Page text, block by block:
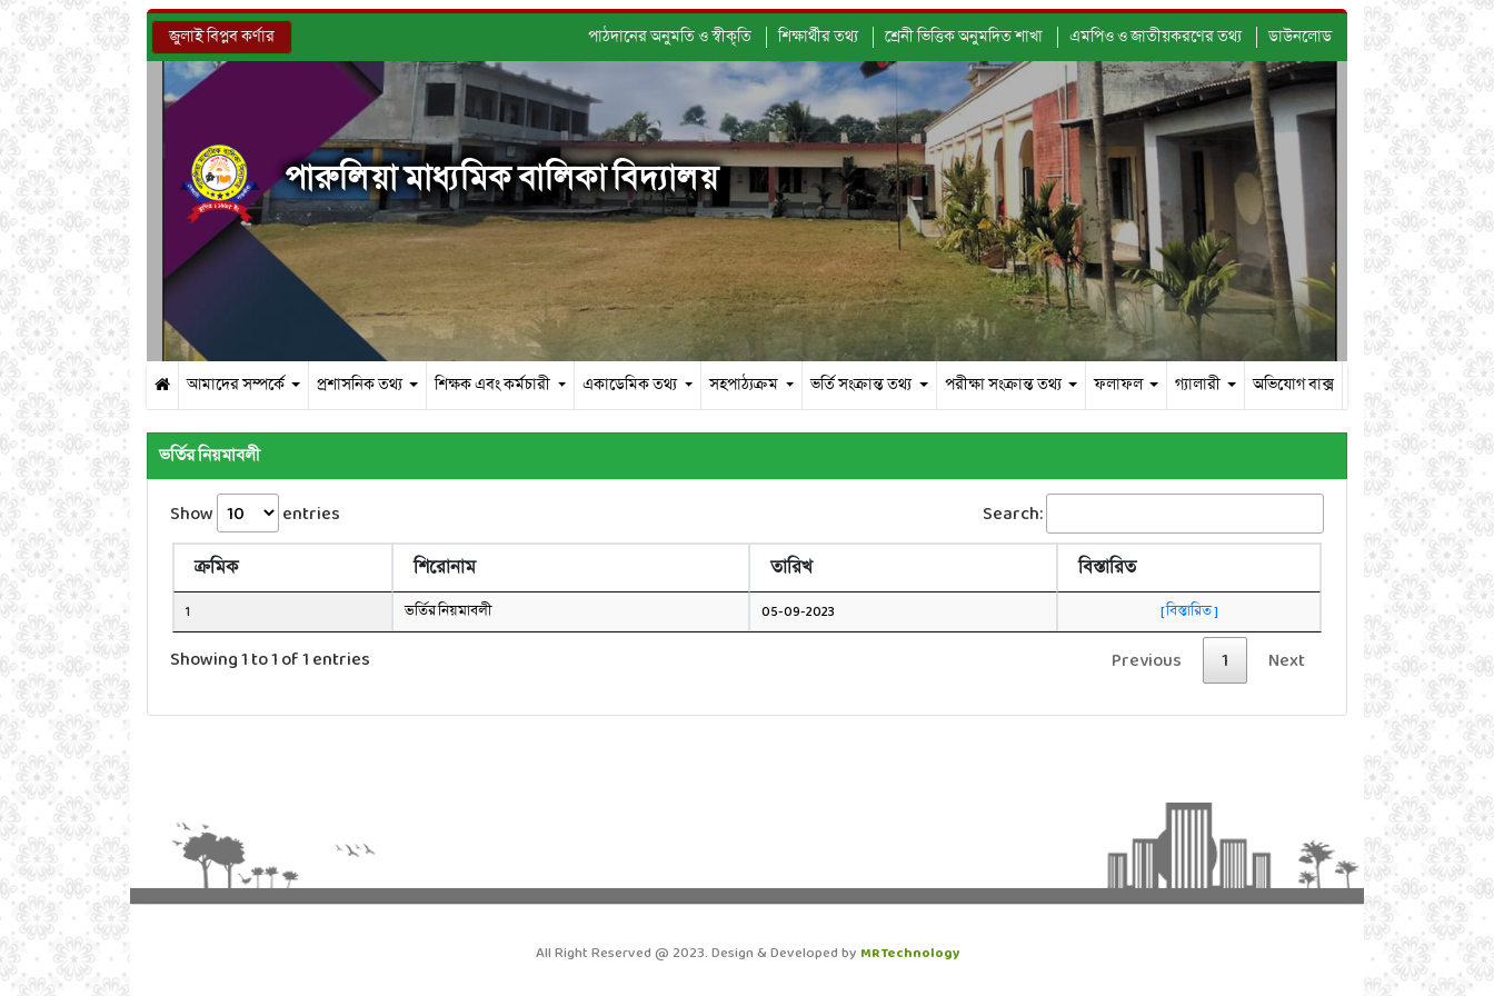
জুলাই বিপ্লব কর্ণার পাঠদানের অনুমতি ও স্বীকৃতি শিক্ষার্থীর তথ্য শ্রেনী ভিত্তিক অনুমদিত শাখা এমপিও ও জাতীয়করণের তথ্য ডাউনলোড
পারুলিয়া মাধ্যমিক বালিকা বিদ্যালয়
আমাদের সম্পর্কে প্রশাসনিক তথ্য শিক্ষক এবং কর্মচারী একাডেমিক তথ্য সহপাঠ্যক্রম ভর্তি সংক্রান্ত তথ্য পরীক্ষা সংক্রান্ত তথ্য ফলাফল গ্যালারী অভিযোগ বাক্স
ভর্তির নিয়মাবলী
Show entries Search:
ক্রমিক শিরোনাম তারিখ বিস্তারিত
1 ভর্তির নিয়মাবলী 05-09-2023 [ বিস্তারিত ]
Showing 1 to 1 of 1 entries Previous 1 Next
All Right Reserved @ 2023. Design & Developed by MR Technology